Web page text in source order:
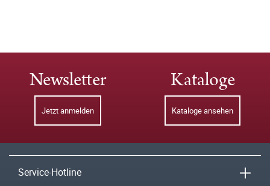
Newsletter
Jetzt anmelden
Kataloge
Kataloge ansehen
Service-Hotline